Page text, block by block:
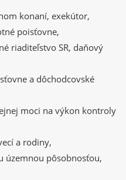
konaní, exekútor,
poisťovne,
riaditeľstvo SR, daňový
a dôchodcovské
moci na výkon kontroly
a rodiny,
územnou pôsobnosťou,